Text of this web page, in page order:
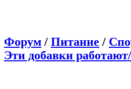
Форум / Питание /
Эти добавки